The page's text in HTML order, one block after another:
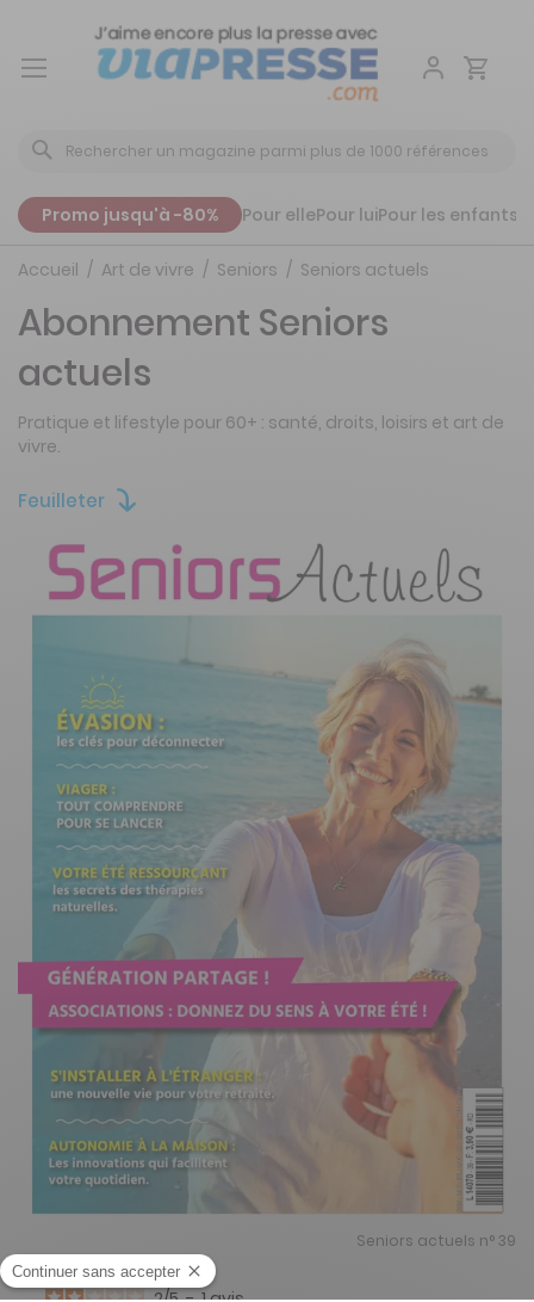
Aller
Promo jusqu'à -80% Pour ellePour luiPour les enfants
Accueil Art de vivre Seniors Seniors actuels
Feuilleter
Seniors actuels n° 39
Abonnement Seniors
actuels
Pratique et lifestyle pour 60+ : santé, droits, loisirs et art de
vivre.